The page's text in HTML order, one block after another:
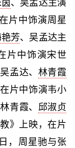
片中饰演周星
芳、吴孟达主
片中饰演宋世
孟达、 林青霞
片中饰演韦小
青霞、 邱淑贞
》上映，在片
，周星驰与张